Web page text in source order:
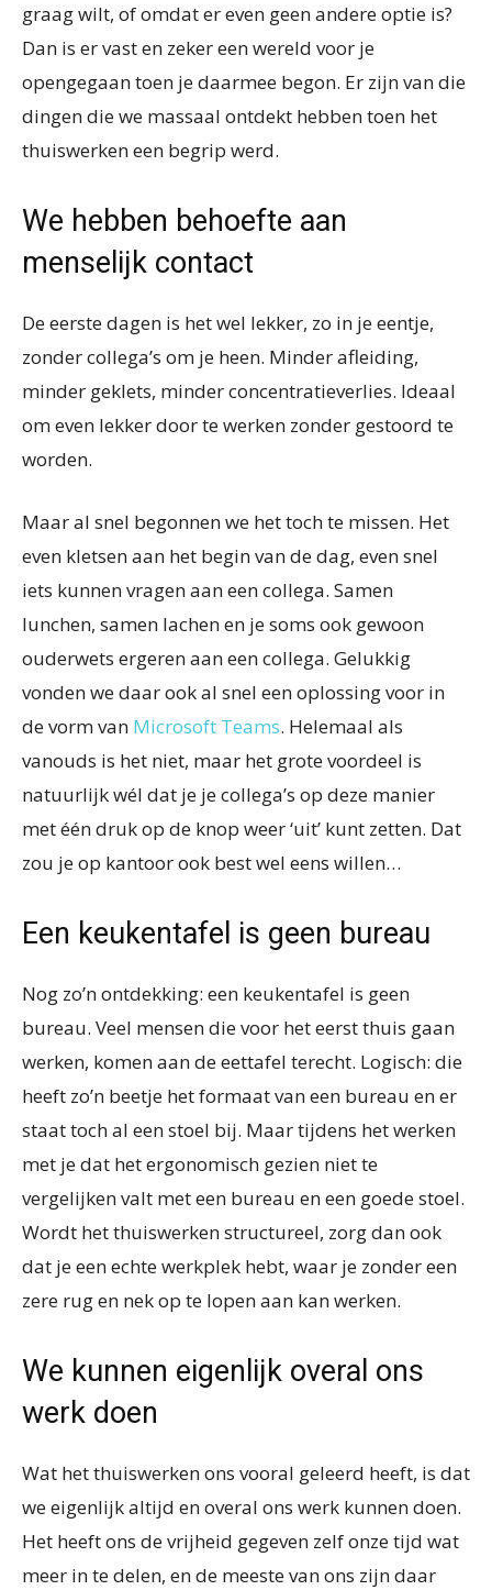
graag wilt, of omdat er even geen andere optie is?
Dan is er vast en zeker een wereld voor je
opengegaan toen je daarmee begon. Er zijn van die
dingen die we massaal ontdekt hebben toen het
thuiswerken een begrip werd.
We hebben behoefte aan
menselijk contact
De eerste dagen is het wel lekker, zo in je eentje,
zonder collega’s om je heen. Minder afleiding,
minder geklets, minder concentratieverlies. Ideaal
om even lekker door te werken zonder gestoord te
worden.
Maar al snel begonnen we het toch te missen. Het
even kletsen aan het begin van de dag, even snel
iets kunnen vragen aan een collega. Samen
lunchen, samen lachen en je soms ook gewoon
ouderwets ergeren aan een collega. Gelukkig
vonden we daar ook al snel een oplossing voor in
de vorm van Microsoft Teams. Helemaal als
vanouds is het niet, maar het grote voordeel is
natuurlijk wél dat je je collega’s op deze manier
met één druk op de knop weer ‘uit’ kunt zetten. Dat
zou je op kantoor ook best wel eens willen…
Een keukentafel is geen bureau
Nog zo’n ontdekking: een keukentafel is geen
bureau. Veel mensen die voor het eerst thuis gaan
werken, komen aan de eettafel terecht. Logisch: die
heeft zo’n beetje het formaat van een bureau en er
staat toch al een stoel bij. Maar tijdens het werken
met je dat het ergonomisch gezien niet te
vergelijken valt met een bureau en een goede stoel.
Wordt het thuiswerken structureel, zorg dan ook
dat je een echte werkplek hebt, waar je zonder een
zere rug en nek op te lopen aan kan werken.
We kunnen eigenlijk overal ons
werk doen
Wat het thuiswerken ons vooral geleerd heeft, is dat
we eigenlijk altijd en overal ons werk kunnen doen.
Het heeft ons de vrijheid gegeven zelf onze tijd wat
meer in te delen, en de meeste van ons zijn daar